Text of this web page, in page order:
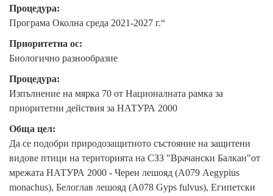
Процедура:
Програма Околна среда 2021-2027 г.“
Приоритетна ос:
Биологично разнообразие
Процедура:
Изпълнение на мярка 70 от Националната рамка за
приоритетни действия за НАТУРА 2000
Обща цел:
Да се подобри природозащитното състояние на защитени
видове птици на територията на СЗЗ "Врачански Балкан"от
мрежата НАТУРА 2000 - Черен лешояд (А079 Aegypius
monachus), Белоглав лешояд (А078 Gyps fulvus), Египетски